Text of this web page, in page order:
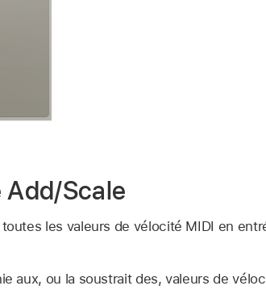
Add/Scale
toutes les valeurs de vélocité MIDI en
aux, ou la soustrait des, valeurs de